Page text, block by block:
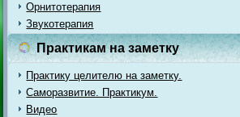
Орнитотерапия
Звукотерапия
Практикам на заметку
Практику целителю на заметку.
Саморазвитие. Практикум.
Видео